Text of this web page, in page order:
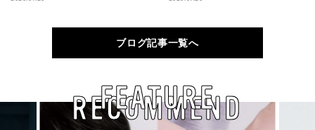
ブログ記事一覧へ
RECOMMEND
FEATURE